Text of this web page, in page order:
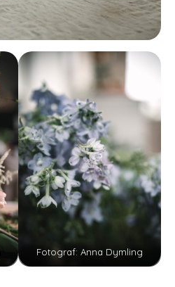
Fotograf: Anna Dymling